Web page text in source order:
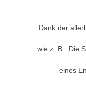
Dank der
wie z. B. „Die
eines